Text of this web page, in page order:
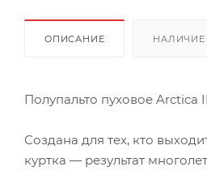
ОПИСАНИЕ НАЛИЧИЕ
Полупальто пуховое Arctica
Создана для тех, кто
куртка — результат